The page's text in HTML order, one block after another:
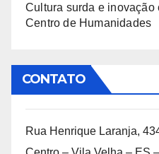
Cultura surda e inovação
Centro de Humanidades
CONTATO
Rua Henrique Laranja,